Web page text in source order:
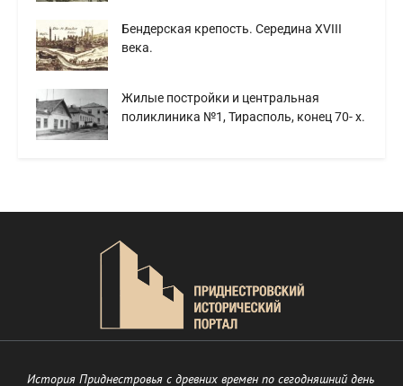
Бендерская крепость. Середина XVIII
века.
Жилые постройки и центральная
поликлиника №1, Тирасполь, конец 70- х.
История Приднестровья с древних времен по сегодняшний день